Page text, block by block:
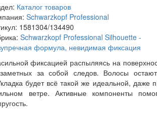
Каталог товаров
Schwarzkopf Professional
1581304/134490
Schwarzkopf Professional Silhouette -
формула, невидимая фиксация
фиксацией распыляясь на
за собой следов. Волосы
будет всё такой же идеальной, даже
ветре. Активные компоненты